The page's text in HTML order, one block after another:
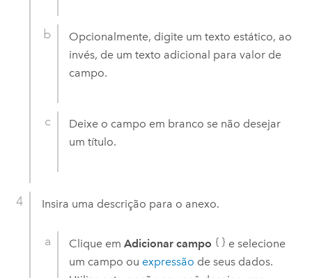
Opcionalmente, digite um texto estático, ao
invés, de um texto adicional para valor de
campo.
Deixe o campo em branco se não desejar
um título.
Insira uma descrição para o anexo.
Clique emAdicionar campo
e selecione
um campo ou expressão de seus dados.